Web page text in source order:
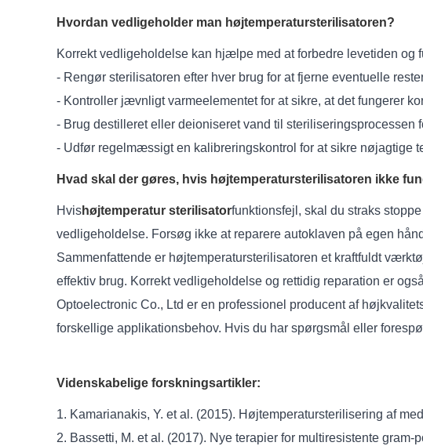
Hvordan vedligeholder man højtemperatursterilisatoren?
Korrekt vedligeholdelse kan hjælpe med at forbedre levetiden og
- Rengør sterilisatoren efter hver brug for at fjerne eventuelle
- Kontroller jævnligt varmeelementet for at sikre, at det fungerer
- Brug destilleret eller deioniseret vand til steriliseringsprocessen
- Udfør regelmæssigt en kalibreringskontrol for at sikre nøjagtige
Hvad skal der gøres, hvis højtemperatursterilisatoren ikke
Hvishøjtemperatur sterilisatorfunktionsfejl, skal du straks
vedligeholdelse. Forsøg ikke at reparere autoklaven på egen
Sammenfattende er højtemperatursterilisatoren et kraftfuldt
effektiv brug. Korrekt vedligeholdelse og rettidig reparation er
Optoelectronic Co., Ltd er en professionel producent af
forskellige applikationsbehov. Hvis du har spørgsmål eller
Videnskabelige forskningsartikler:
1. Kamarianakis, Y. et al. (2015). Højtemperatursterilisering af
2. Bassetti, M. et al. (2017). Nye terapier for multiresistente